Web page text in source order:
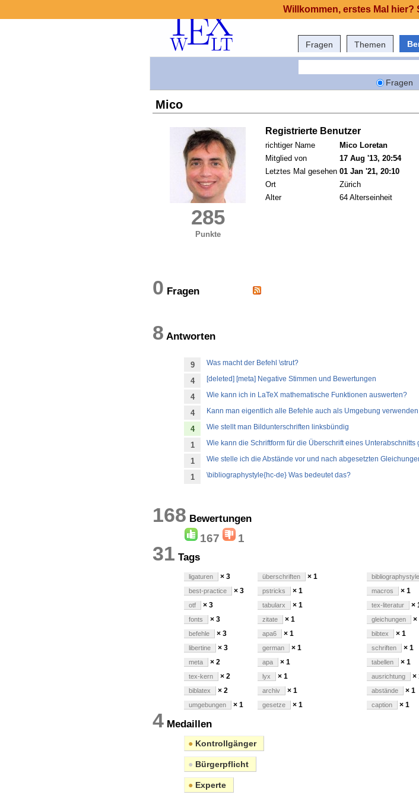
Fragen Themen
Fragen
Mico
285
Punkte
Registrierte Benutzer
richtiger Name
Mico Loretan
Mitglied von
17 Aug '13, 20:54
Letztes Mal gesehen 01 Jan '21, 20:10
Ort
Zürich
Alter
64 Alterseinheit
0 Fragen
8 Antworten
9 Was macht der Befehl \strut?
4 [deleted] [meta] Negative Stimmen und Bewertungen
4 Wie kann ich in LaTeX mathematische Funktionen auswerten?
4 Kann man eigentlich alle Befehle auch als Umgebung
4 Wie stellt man Bildunterschriften linksbündig
1 Wie kann die Schriftform für die Überschrift eines Unterabschnitts
1 Wie stelle ich die Abstände vor und nach abgesetzten
1 \bibliographystyle{hc-de} Was bedeutet das?
168 Bewertungen
167 1
31 Tags
ligaturen × 3
best-practice × 3
otf × 3
fonts × 3
befehle × 3
libertine × 3
meta × 2
tex-kern × 2
biblatex × 2
umgebungen × 1
überschriften × 1
pstricks × 1
tabularx × 1
zitate × 1
apa6 × 1
german × 1
apa × 1
lyx × 1
archiv × 1
gesetze × 1
bibliographystyle
macros × 1
tex-literatur ×
gleichungen ×
bibtex × 1
schriften × 1
tabellen × 1
ausrichtung ×
abstände × 1
caption × 1
4 Medaillen
● Kontrollgänger
● Bürgerpflicht
● Experte
Willkommen, erstes Mal hier?